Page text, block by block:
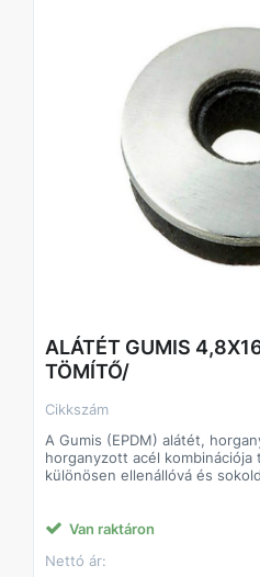
ALÁTÉT GUMIS
TÖMÍTŐ/
Cikkszám
A Gumis (EPDM) alátét,
horganyzott acél
különösen ellenállóvá és
Anyag: EPDM gumi és
Van raktáron
Nettó ár: